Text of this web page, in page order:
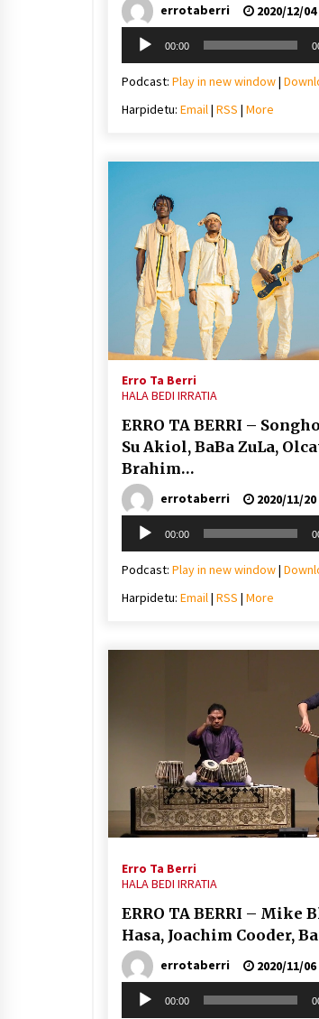
errotaberri
2020/12/04
Soinu
erreproduzigailua
00:00
Podcast: Play in new window|
Harpidetu: Email| RSS | More
Erro Ta Berri
HALA BEDI IRRATIA
ERRO TA BERRI –
Su Akiol, BaBa ZuLa,
Brahim…
errotaberri
2020/11/20
Soinu
erreproduzigailua
00:00
Podcast: Play in new window|
Harpidetu: Email| RSS | More
Erro Ta Berri
HALA BEDI IRRATIA
ERRO TA BERRI – Mike
Hasa, Joachim Cooder,
errotaberri
2020/11/06
Soinu
erreproduzigailua
00:00